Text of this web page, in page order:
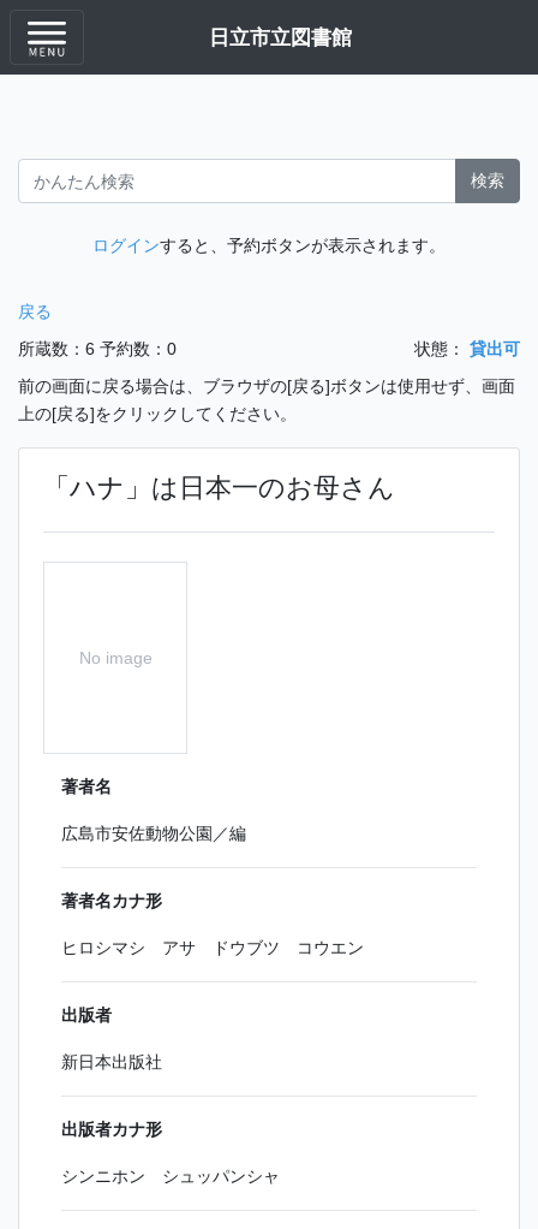
日立市立図書館
検索
ログインすると、予約ボタンが表示されます。
戻る
所蔵数：6 予約数：0 状態：
貸出可
前の画面に戻る場合は、ブラウザの[戻る]ボタンは使用せず、画面
上の[戻る]をクリックしてください。
「ハナ」は日本一のお母さん
No image
著者名
広島市安佐動物公園／編
著者名カナ形
ヒロシマシ アサ ドウブツ コウエン
出版者
新日本出版社
出版者カナ形
シンニホン シュッパンシャ